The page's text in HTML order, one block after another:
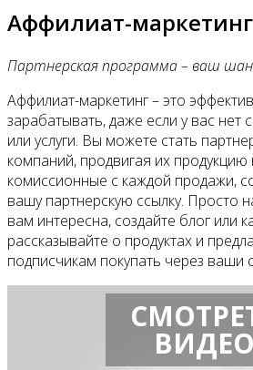
Аффилиат-маркетинг
Партнерская программа – ваш
Аффилиат-маркетинг – это
зарабатывать, даже если у вас нет
или услуги. Вы можете стать
компаний, продвигая их продукцию
комиссионные с каждой продажи,
вашу партнерскую ссылку. Просто
вам интересна, создайте блог или
рассказывайте о продуктах и
подписчикам покупать через ваши
ВИДЕО